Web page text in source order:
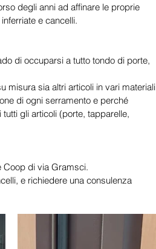
degli anni ad affinare le proprie
e cancelli.
di occuparsi a tutto tondo di porte,
misura sia altri articoli in vari materiali
di ogni serramento e perché
gli articoli (porte, tapparelle,
Coop di via Gramsci.
e richiedere una consulenza